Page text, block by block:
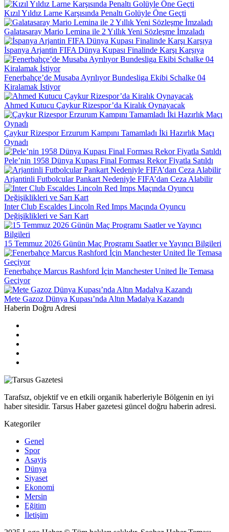
Kızıl Yıldız Larne Karşısında Penaltı Golüyle Öne Geçti
Galatasaray Mario Lemina ile 2 Yıllık Yeni Sözleşme İmzaladı
İspanya Arjantin FIFA Dünya Kupası Finalinde Karşı Karşıya
Fenerbahçe’de Musaba Ayrılıyor Bundesliga Ekibi Schalke 04
Kiralamak İstiyor
Ahmed Kutucu Çaykur Rizespor’da Kiralık Oynayacak
Çaykur Rizespor Erzurum Kampını Tamamladı İki Hazırlık Maçı
Oynadı
Pele’nin 1958 Dünya Kupası Final Forması Rekor Fiyatla Satıldı
Arjantinli Futbolcular Pankart Nedeniyle FIFA’dan Ceza Alabilir
Inter Club Escaldes Lincoln Red Imps Maçında Oyuncu
Değişiklikleri ve Sarı Kart
15 Temmuz 2026 Günün Maç Programı Saatler ve Yayıncı Bilgileri
Fenerbahçe Marcus Rashford İçin Manchester United İle Temasa
Geçiyor
Mete Gazoz Dünya Kupası’nda Altın Madalya Kazandı
Haberin Doğru Adresi
Tarafsız, objektif ve en etkili organik haberleriyle Bölgenin en iyi
haber sitesidir. Tarsus Haber gazetesi güncel doğru haberin adresi.
Kategoriler
Genel
Spor
Asayiş
Dünya
Siyaset
Ekonomi
Mersin
Eğitim
İletişim